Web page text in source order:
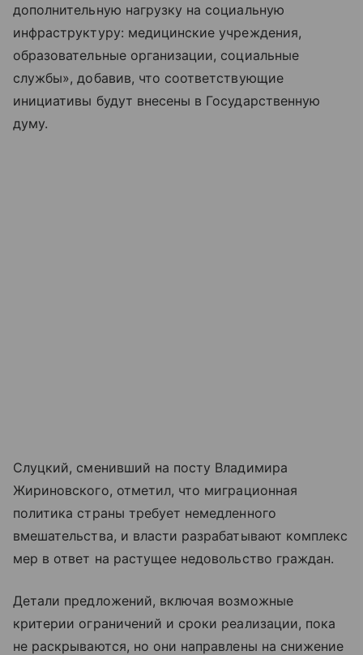
дополнительную нагрузку на социальную
инфраструктуру: медицинские учреждения,
образовательные организации, социальные
службы», добавив, что соответствующие
инициативы будут внесены в Государственную
думу.
Слуцкий, сменивший на посту Владимира
Жириновского, отметил, что миграционная
политика страны требует немедленного
вмешательства, и власти разрабатывают комплекс
мер в ответ на растущее недовольство граждан.
Детали предложений, включая возможные
критерии ограничений и сроки реализации, пока
не раскрываются, но они направлены на снижение